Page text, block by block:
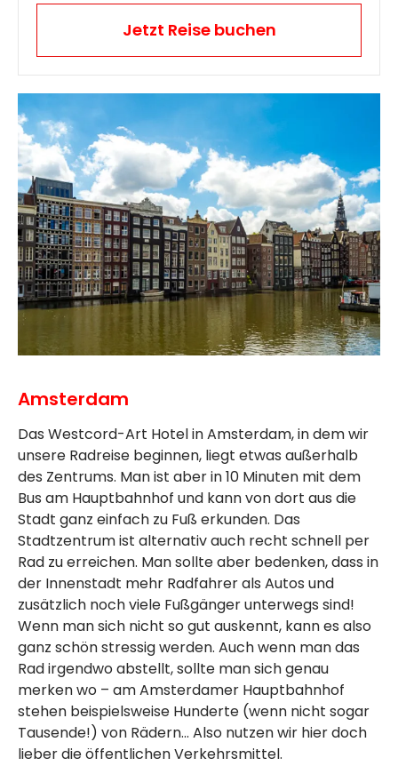
Jetzt Reise buchen
Amsterdam
Das Westcord-Art Hotel in Amsterdam, in dem wir
unsere Radreise beginnen, liegt etwas außerhalb
des Zentrums. Man ist aber in 10 Minuten mit dem
Bus am Hauptbahnhof und kann von dort aus die
Stadt ganz einfach zu Fuß erkunden. Das
Stadtzentrum ist alternativ auch recht schnell per
Rad zu erreichen. Man sollte aber bedenken, dass in
der Innenstadt mehr Radfahrer als Autos und
zusätzlich noch viele Fußgänger unterwegs sind!
Wenn man sich nicht so gut auskennt, kann es also
ganz schön stressig werden. Auch wenn man das
Rad irgendwo abstellt, sollte man sich genau
merken wo – am Amsterdamer Hauptbahnhof
stehen beispielsweise Hunderte (wenn nicht sogar
Tausende!) von Rädern... Also nutzen wir hier doch
lieber die öffentlichen Verkehrsmittel.